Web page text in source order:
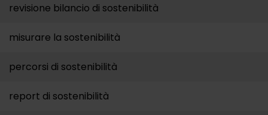
revisione bilancio di sostenibilità
misurare la sostenibilità
percorsi di sostenibilità
report di sostenibilità